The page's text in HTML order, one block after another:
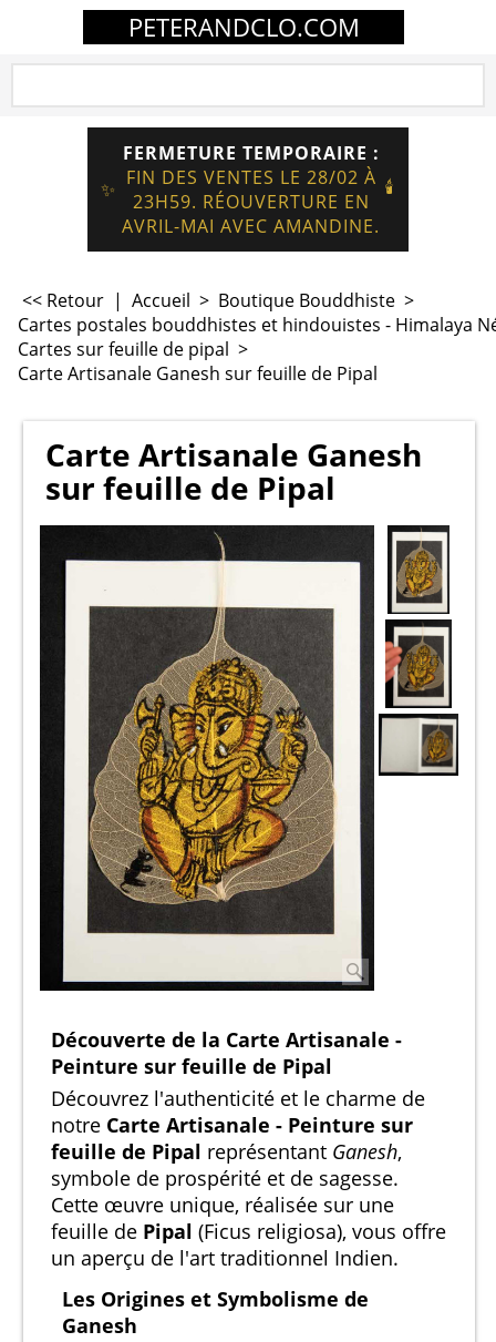
PETERANDCLO.COM
✨
FERMETURE TEMPORAIRE :
FIN DES VENTES LE 28/02 À
23H59. RÉOUVERTURE EN
AVRIL-MAI AVEC AMANDINE.
🕯️
<< Retour | Accueil > Boutique Bouddhiste >
Cartes postales bouddhistes et hindouistes - Himalaya
Cartes sur feuille de pipal >
Carte Artisanale Ganesh sur feuille de Pipal
Carte Artisanale Ganesh
sur feuille de Pipal
Découverte de la Carte Artisanale -
Peinture sur feuille de Pipal
Découvrez l'authenticité et le charme de
notre Carte Artisanale - Peinture sur
feuille de Pipal représentant Ganesh,
symbole de prospérité et de sagesse.
Cette œuvre unique, réalisée sur une
feuille de Pipal (Ficus religiosa), vous offre
un aperçu de l'art traditionnel Indien.
Les Origines et Symbolisme de
Ganesh